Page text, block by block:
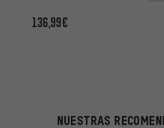
136,99€
NUESTRAS